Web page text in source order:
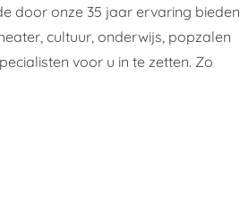
door onze 35 jaar ervaring bieden
cultuur, onderwijs, popzalen
voor u in te zetten. Zo